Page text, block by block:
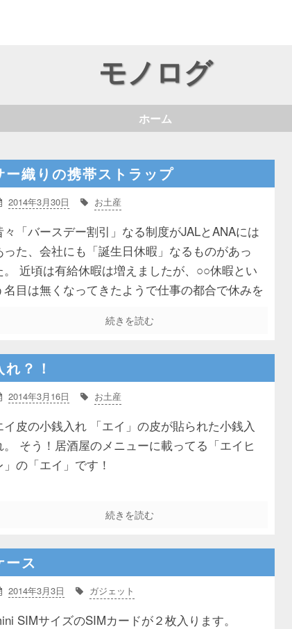
モノログ
ホーム
織りの携帯ストラップ
2014年3月30日 お土産
々「バースデー割引」なる制度がJALとANAには
った、会社にも「誕生日休暇」なるものがあっ
。 近頃は有給休暇は増えましたが、○○休暇とい
名目は無くなってきたようで仕事の都合で休みを
続きを読む
？！
2014年3月16日 お土産
イ皮の小銭入れ 「エイ」の皮が貼られた小銭入
。 そう！居酒屋のメニューに載ってる「エイヒ
」の「エイ」です！
続きを読む
ス
2014年3月3日 ガジェット
SIMサイズのSIMカードが２枚入ります。